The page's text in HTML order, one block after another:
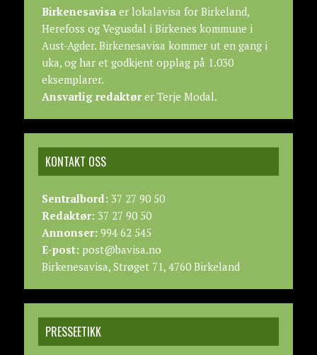
Birkenesavisaer lokalavisa for Birkeland,
Herefoss og Vegusdal i Birkenes kommune i
Aust-Agder. Birkenesavisa kommer ut en gang i
uka, og har et godkjent opplag på 1.030
eksemplarer.
Ansvarlig redaktører Terje Modal.
KONTAKT OSS
Sentralbord:37 27 90 50
Redaktør:37 27 90 50
Annonser:994 62 545
E-post:post@bavisa.no
Birkenesavisa, Strøget 71, 4760 Birkeland
PRESSEETIKK